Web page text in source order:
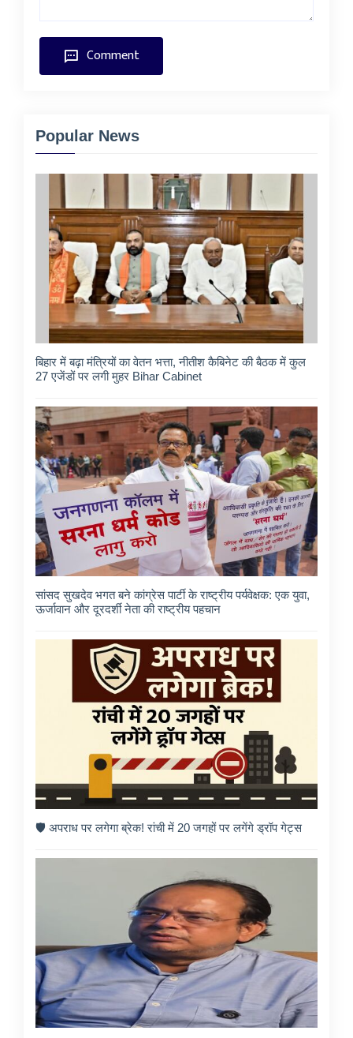
Comment
Popular News
बिहार में बढ़ा मंत्रियों का वेतन भत्ता, नीतीश कैबिनेट की बैठक में कुल
27 एजेंडों पर लगी मुहर Bihar Cabinet
सांसद सुखदेव भगत बने कांग्रेस पार्टी के राष्ट्रीय पर्यवेक्षक: एक युवा,
ऊर्जावान और दूरदर्शी नेता की राष्ट्रीय पहचान
🛡️ अपराध पर लगेगा ब्रेक! रांची में 20 जगहों पर लगेंगे ड्रॉप गेट्स